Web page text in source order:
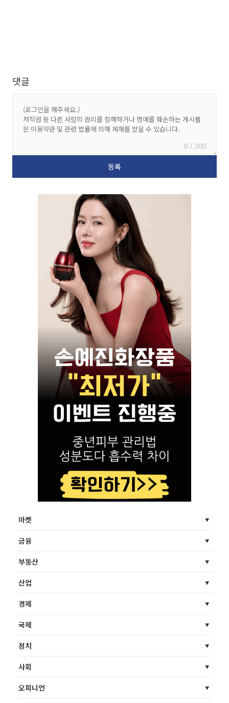
댓글
0 / 300
마켓
금융
부동산
산업
경제
국제
정치
사회
오피니언